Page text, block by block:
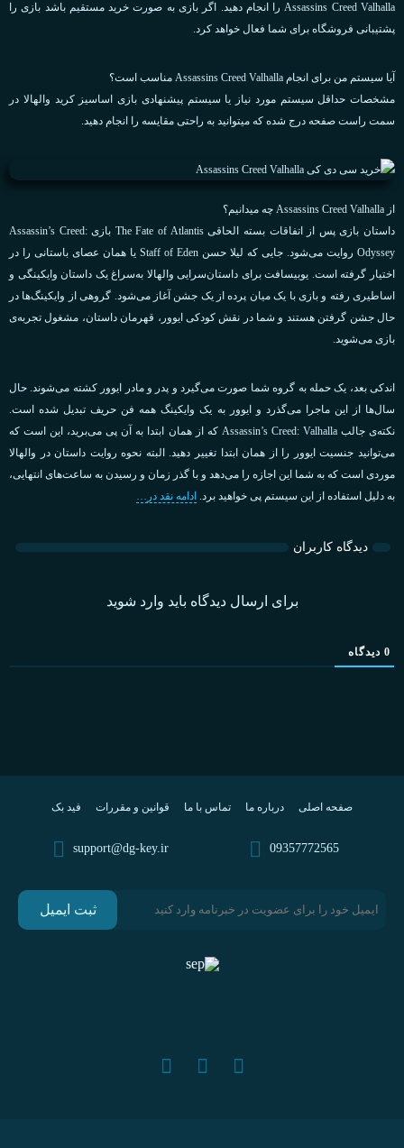
Assassins Creed Valhalla را انجام دهید. اگر بازی به صورت خرید مستقیم باشد بازی را
پشتیبانی فروشگاه برای شما فعال خواهد کرد.
آیا سیستم من برای انجام Assassins Creed Valhalla مناسب است؟
مشخصات حداقل سیستم مورد نیاز یا سیستم پیشنهادی بازی اساسیز کرید والهالا در
سمت راست صفحه درج شده که میتوانید به راحتی مقایسه را انجام دهید.
از Assassins Creed Valhalla چه میدانیم؟
داستان بازی پس از اتفاقات بسته الحاقی The Fate of Atlantis بازی Assassin’s Creed:
Odyssey روایت می‌شود. جایی که لیلا حسن Staff of Eden یا همان عصای باستانی را در
اختیار گرفته است. یوبیسافت برای داستان‌سرایی والهالا به‌سراغ یک داستان وایکینگی و
اساطیری رفته و بازی با یک میان پرده از یک جشن آغاز می‌شود. گروهی از وایکینگ‌ها در
حال جشن گرفتن هستند و شما در نقش کودکی ایوور، قهرمان داستان، مشغول تجربه‌ی
بازی می‌شوید.
اندکی بعد، یک حمله به گروه شما صورت می‌گیرد و پدر و مادر ایوور کشته می‌شوند. حال
سال‌ها از این ماجرا می‌گذرد و ایوور به یک وایکینگ همه فن حریف تبدیل شده است.
نکته‌ی جالب Assassin’s Creed: Valhalla که از همان ابتدا به آن پی می‌برید، این است که
می‌توانید جنسیت ایوور را از همان ابتدا تغییر دهید. البته نحوه روایت داستان در والهالا
موردی است که به شما این اجازه را می‌دهد و با گذر زمان و رسیدن به ساعت‌های انتهایی،
به‌ دلیل استفاده از این سیستم پی خواهید برد. ادامه نقد در…
دیدگاه کاربران
برای ارسال دیدگاه باید وارد شوید
0 دیدگاه
صفحه اصلی درباره ما تماس با ما قوانین و مقررات فید بک
09357772565
support@dg-key.ir
ثبت ایمیل